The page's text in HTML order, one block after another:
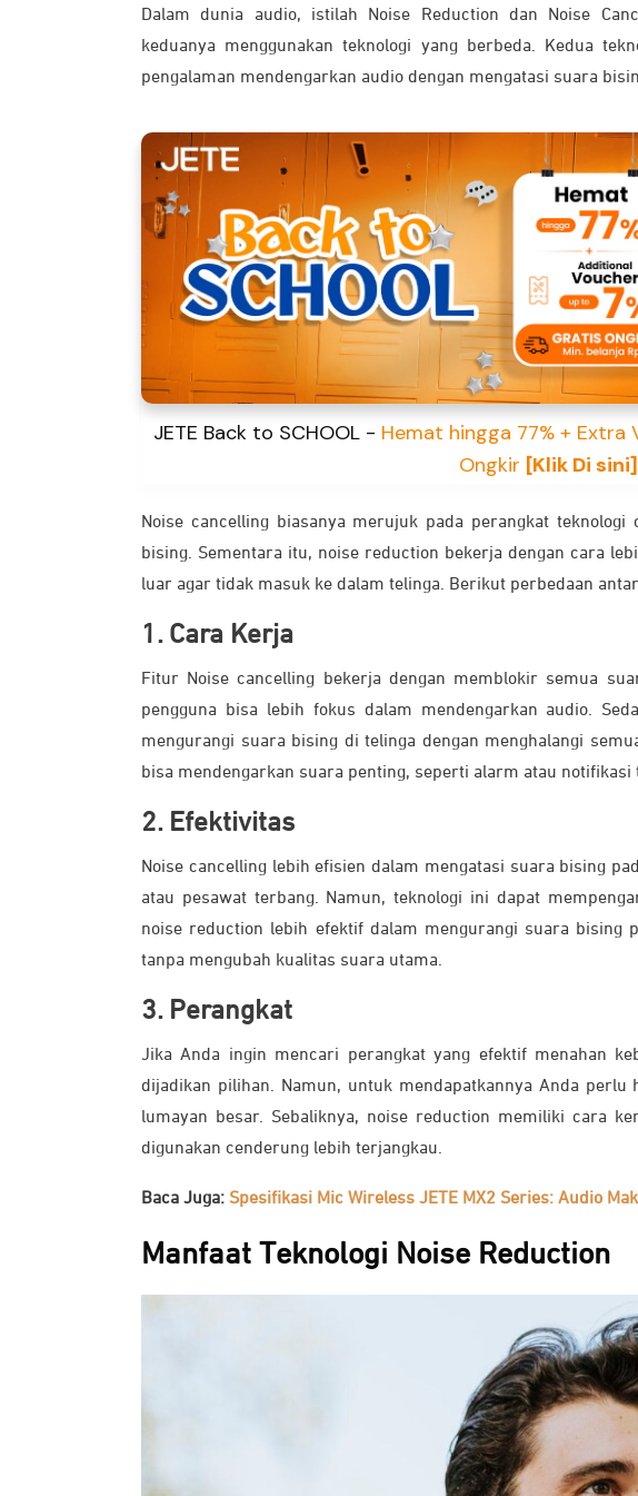
Dalam dunia audio, istilah Noise Reduction dan Noise
keduanya menggunakan teknologi yang berbeda. Kedua
pengalaman mendengarkan audio dengan mengatasi suara
JETE Back to SCHOOL - Hemat hingga 77% + Extra
Ongkir [Klik Di sini]
Noise cancelling biasanya merujuk pada perangkat teknologi
bising. Sementara itu, noise reduction bekerja dengan cara
luar agar tidak masuk ke dalam telinga. Berikut perbedaan
1. Cara Kerja
Fitur Noise cancelling bekerja dengan memblokir semua
pengguna bisa lebih fokus dalam mendengarkan audio.
mengurangi suara bising di telinga dengan menghalangi
bisa mendengarkan suara penting, seperti alarm atau notifikasi
2. Efektivitas
Noise cancelling lebih efisien dalam mengatasi suara bising
atau pesawat terbang. Namun, teknologi ini dapat
noise reduction lebih efektif dalam mengurangi suara bising
tanpa mengubah kualitas suara utama.
3. Perangkat
Jika Anda ingin mencari perangkat yang efektif menahan
dijadikan pilihan. Namun, untuk mendapatkannya Anda
lumayan besar. Sebaliknya, noise reduction memiliki cara
digunakan cenderung lebih terjangkau.
Baca Juga: Spesifikasi Mic Wireless JETE MX2 Series: Audio
Manfaat Teknologi Noise Reduction